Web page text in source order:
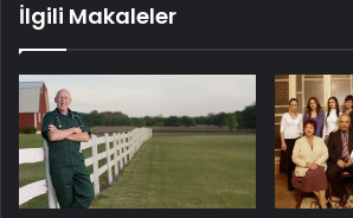
İlgili Makaleler